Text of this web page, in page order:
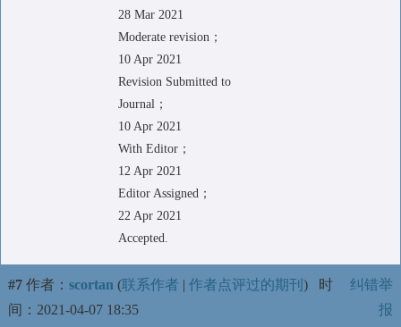
28 Mar 2021
Moderate revision；
10 Apr 2021
Revision Submitted to
Journal；
10 Apr 2021
With Editor；
12 Apr 2021
Editor Assigned；
22 Apr 2021
Accepted.
#7 作者： scortan (联系作者 | 作者点评过的期刊 ) 时
间：2021-04-07 18:35
纠错举
报